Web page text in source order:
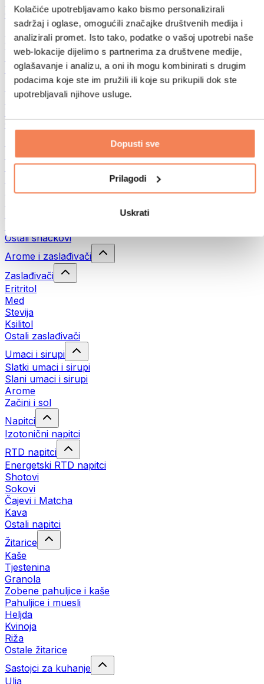
Kolačiće upotrebljavamo kako bismo personalizirali
sadržaj i oglase, omogućili značajke društvenih medija i
analizirali promet. Isto tako, podatke o vašoj upotrebi naše
web-lokacije dijelimo s partnerima za društvene medije,
oglašavanje i analizu, a oni ih mogu kombinirati s drugim
podacima koje ste im pružili ili koje su prikupili dok ste
upotrebljavali njihove usluge.
Dopusti sve
Prilagodi
Uskrati
Mahunarke
Ostalo
Maslaci od orašastih plodova
100% namazi iz orašastih plodova
Slatki namazi od orašastih plodova
Proteinski namazi od orašastih plodova
Supernamirnice
Zelena superhrana
Vlakna
Ostala superhrana
Proteinske pločice
Suho meso
Proteinski kolačići
Energetske i zobene pločice
Ostali snackovi
Arome i zaslađivači
Zaslađivači
Eritritol
Med
Stevija
Ksilitol
Ostali zaslađivači
Umaci i sirupi
Slatki umaci i sirupi
Slani umaci i sirupi
Arome
Začini i sol
Napitci
Izotonični napitci
RTD napitci
Energetski RTD napitci
Shotovi
Sokovi
Čajevi i Matcha
Kava
Ostali napitci
Žitarice
Kaše
Tjestenina
Granola
Zobene pahuljice i kaše
Pahuljice i muesli
Heljda
Kvinoja
Riža
Ostale žitarice
Sastojci za kuhanje
Ulja